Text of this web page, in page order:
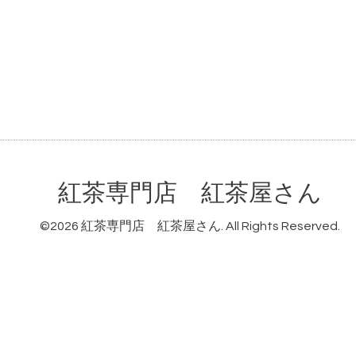
紅茶専門店 紅茶屋さん
©2026 紅茶専門店 紅茶屋さん. All Rights Reserved.